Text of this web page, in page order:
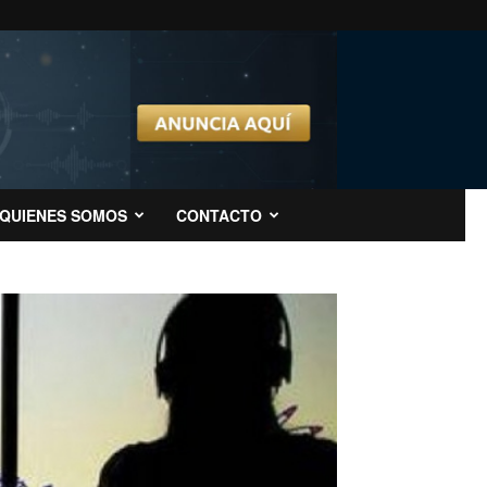
QUIENES SOMOS CONTACTO